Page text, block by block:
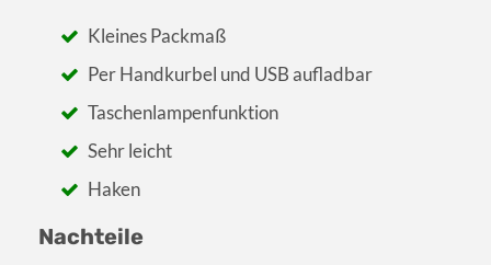
Kleines Packmaß
Per Handkurbel und USB aufladbar
Taschenlampenfunktion
Sehr leicht
Haken
Nachteile